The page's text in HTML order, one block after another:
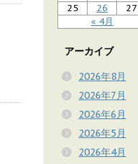
« 4月
25
26 27
アーカイブ
2026年8月
2026年7月
2026年6月
2026年5月
2026年4月